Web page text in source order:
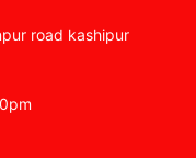
road kashipur